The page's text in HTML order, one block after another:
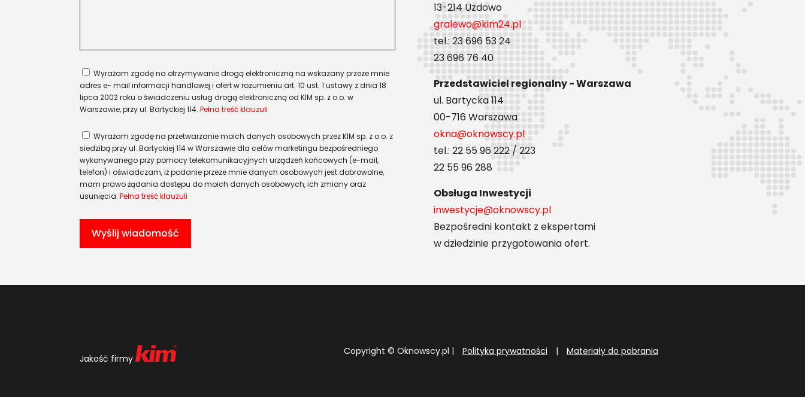
Wyrażam zgodę na otrzymywanie drogą elektroniczną na wskazany przeze mnie
adres e- mail informacji handlowej i ofert w rozumieniu art. 10 ust. 1 ustawy z dnia 18
lipca 2002 roku o świadczeniu usług drogą elektroniczną od KIM sp. z o.o. w
Warszawie, przy ul. Bartyckiej 114. Pełna treść klauzuli
Wyrażam zgodę na przetwarzanie moich danych osobowych przez KIM sp. z o.o. z
siedzibą przy ul. Bartyckiej 114 w Warszawie dla celów marketingu bezpośredniego
wykonywanego przy pomocy telekomunikacyjnych urządzeń końcowych (e-mail,
telefon) i oświadczam, iż podanie przeze mnie danych osobowych jest dobrowolne,
mam prawo żądania dostępu do moich danych osobowych, ich zmiany oraz
usunięcia. Pełna treść klauzuli
13-214 Uzdowo
gralewo@kim24.pl
tel.: 23 696 53 24
23 696 76 40
Przedstawiciel regionalny - Warszawa
ul. Bartycka 114
00-716 Warszawa
okna@oknowscy.pl
tel.: 22 55 96 222 / 223
22 55 96 288
Obsługa Inwestycji
inwestycje@oknowscy.pl
Bezpośredni kontakt z ekspertami
w dziedzinie przygotowania ofert.
Jakość firmy
Copyright © Oknowscy.pl | Polityka prywatności | Materiały do pobrania